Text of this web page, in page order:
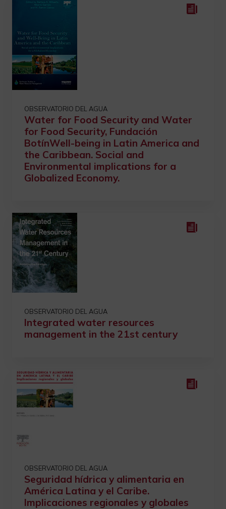
OBSERVATORIO DEL AGUA
Water for Food Security and Water
for Food Security, Fundación
BotínWell-being in Latin America and
the Caribbean. Social and
Environmental implications for a
Globalized Economy.
OBSERVATORIO DEL AGUA
Integrated water resources
management in the 21st century
OBSERVATORIO DEL AGUA
Seguridad hídrica y alimentaria en
América Latina y el Caribe.
Implicaciones regionales y globales